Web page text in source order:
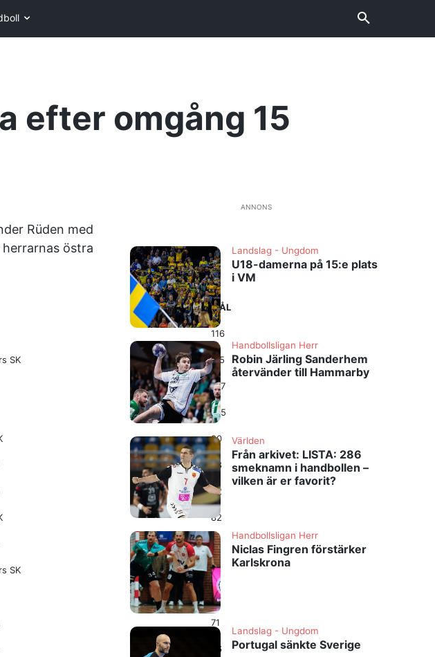
efter omgång 15
Rüden med
östra
MÅL
116
SK 115
107
105
90
88
82
82
78
SK 76
73
71
66
ANNONS
Landslag - Ungdom
U18-damerna på 15:e plats
i VM
Handbollsligan Herr
Robin Järling Sanderhem
återvänder till Hammarby
Världen
Från arkivet: LISTA: 286
smeknamn i handbollen –
vilken är er favorit?
Handbollsligan Herr
Niclas Fingren förstärker
Karlskrona
Landslag - Ungdom
Portugal sänkte Sverige